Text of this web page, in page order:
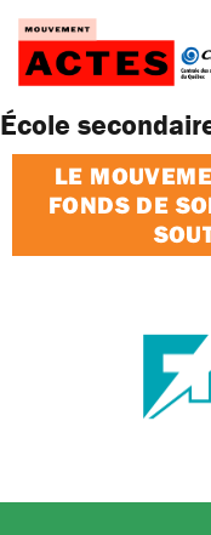
Passer
contenu
École
LE
FONDS DE